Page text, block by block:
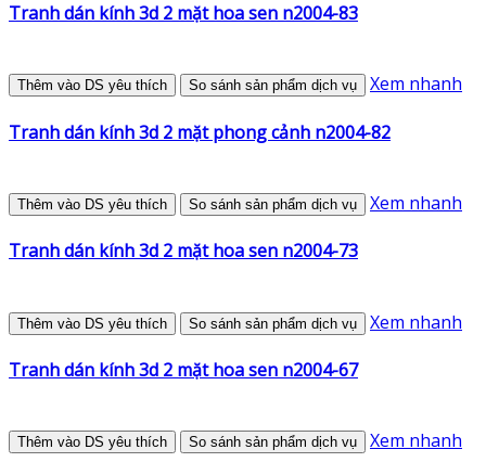
Tranh dán kính 3d 2 mặt hoa sen n2004-83
Thêm vào DS yêu thích So sánh sản phẩm dịch vụ Xem nhanh
Tranh dán kính 3d 2 mặt phong cảnh n2004-82
Thêm vào DS yêu thích So sánh sản phẩm dịch vụ Xem nhanh
Tranh dán kính 3d 2 mặt hoa sen n2004-73
Thêm vào DS yêu thích So sánh sản phẩm dịch vụ Xem nhanh
Tranh dán kính 3d 2 mặt hoa sen n2004-67
Thêm vào DS yêu thích So sánh sản phẩm dịch vụ Xem nhanh